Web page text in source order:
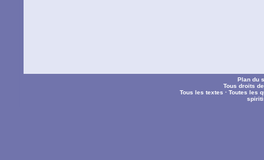
Plan du
Tous droits
Tous les textes ·Toutes les